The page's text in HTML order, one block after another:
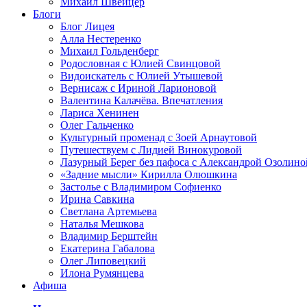
Блоги
Блог Лицея
Алла Нестеренко
Михаил Гольденберг
Родословная с Юлией Свинцовой
Видоискатель с Юлией Утышевой
Вернисаж с Ириной Ларионовой
Валентина Калачёва. Впечатления
Лариса Хенинен
Олег Гальченко
Культурный променад с Зоей Арнаутовой
Путешествуем с Лидией Винокуровой
Лазурный Берег без пафоса с Александрой
«Задние мысли» Кирилла Олюшкина
Застолье с Владимиром Софиенко
Ирина Савкина
Светлана Артемьева
Наталья Мешкова
Владимир Берштейн
Екатерина Габалова
Олег Липовецкий
Илона Румянцева
Афиша